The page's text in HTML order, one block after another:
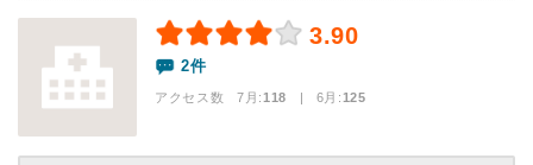
3.90
2件
アクセス数 7月:118 | 6月:125